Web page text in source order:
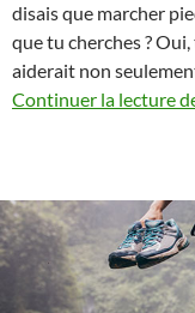
disais que marcher
que tu cherches ?
aiderait non
Continuer la lecture